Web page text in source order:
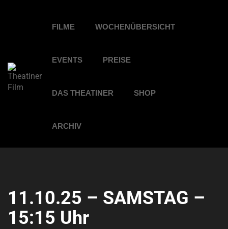
FILME WOCHENÜBERSICHT
EVENTS PREISE
DAS THEATINER SHOP
ARCHIV
11.10.25 – SAMSTAG –
15:15 Uhr